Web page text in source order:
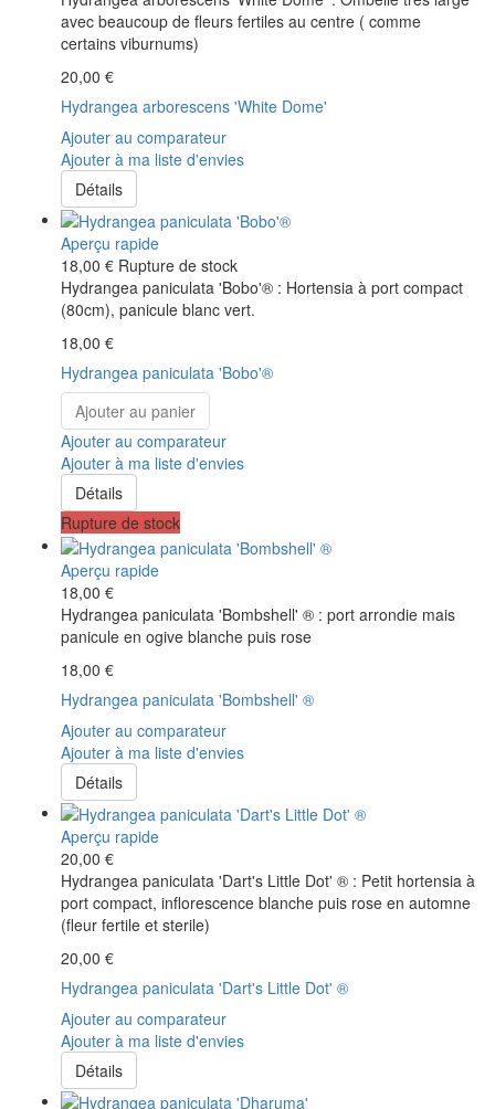
avec beaucoup de fleurs fertiles au centre ( comme
certains viburnums)
20,00 €
Hydrangea arborescens 'White Dome'
Ajouter au comparateur
Ajouter à ma liste d'envies
Détails
Aperçu rapide
18,00 € Rupture de stock
Hydrangea paniculata 'Bobo'® : Hortensia à port compact
(80cm), panicule blanc vert.
18,00 €
Hydrangea paniculata 'Bobo'®
Ajouter au panier
Ajouter au comparateur
Ajouter à ma liste d'envies
Détails
Rupture de stock
Aperçu rapide
18,00 €
Hydrangea paniculata 'Bombshell' ® : port arrondie mais
panicule en ogive blanche puis rose
18,00 €
Hydrangea paniculata 'Bombshell' ®
Ajouter au comparateur
Ajouter à ma liste d'envies
Détails
Aperçu rapide
20,00 €
Hydrangea paniculata 'Dart's Little Dot' ® : Petit hortensia à
port compact, inflorescence blanche puis rose en automne
(fleur fertile et sterile)
20,00 €
Hydrangea paniculata 'Dart's Little Dot' ®
Ajouter au comparateur
Ajouter à ma liste d'envies
Détails